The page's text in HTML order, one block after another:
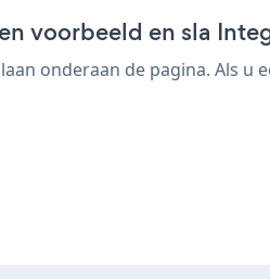
voorbeeld en sla
onderaan de pagina. Als